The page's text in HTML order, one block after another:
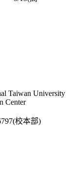
Taiwan University
Center
校本部)